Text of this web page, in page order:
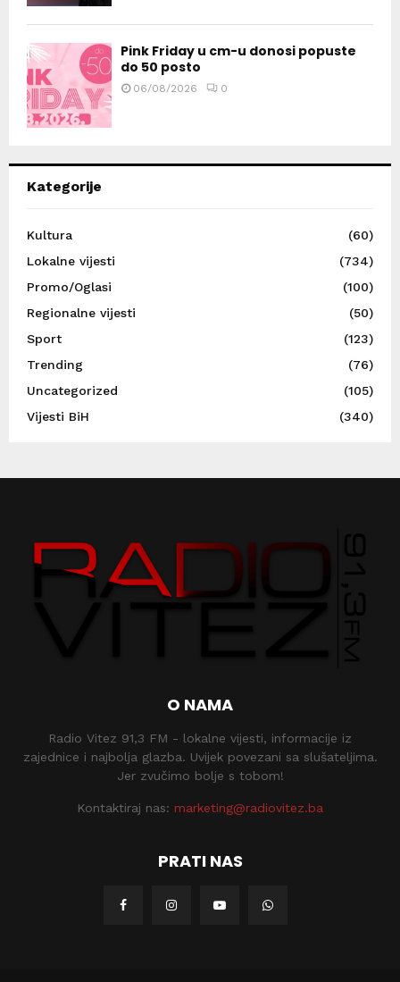
Pink Friday u cm-u donosi popuste
do 50 posto
06/08/2026 0
Kategorije
Kultura
(60)
Lokalne vijesti
(734)
Promo/Oglasi
(100)
Regionalne vijesti
(50)
Sport
(123)
Trending
(76)
Uncategorized
(105)
Vijesti BiH
(340)
O NAMA
Radio Vitez 91,3 FM - lokalne vijesti, informacije iz
zajednice i najbolja glazba. Uvijek povezani sa slušateljima.
Jer zvučimo bolje s tobom!
Kontaktiraj nas: marketing@radiovitez.ba
PRATI NAS